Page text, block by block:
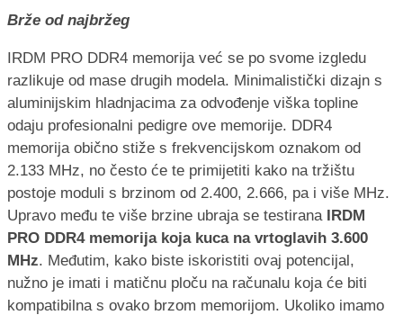
Brže od najbržeg
IRDM PRO DDR4 memorija već se po svome izgledu
razlikuje od mase drugih modela. Minimalistički dizajn s
aluminijskim hladnjacima za odvođenje viška topline
odaju profesionalni pedigre ove memorije. DDR4
memorija obično stiže s frekvencijskom oznakom od
2.133 MHz, no često će te primijetiti kako na tržištu
postoje moduli s brzinom od 2.400, 2.666, pa i više MHz.
Upravo među te više brzine ubraja se testirana IRDM
PRO DDR4 memorija koja kuca na vrtoglavih 3.600
MHz. Međutim, kako biste iskoristiti ovaj potencijal,
nužno je imati i matičnu ploču na računalu koja će biti
kompatibilna s ovako brzom memorijom. Ukoliko imamo